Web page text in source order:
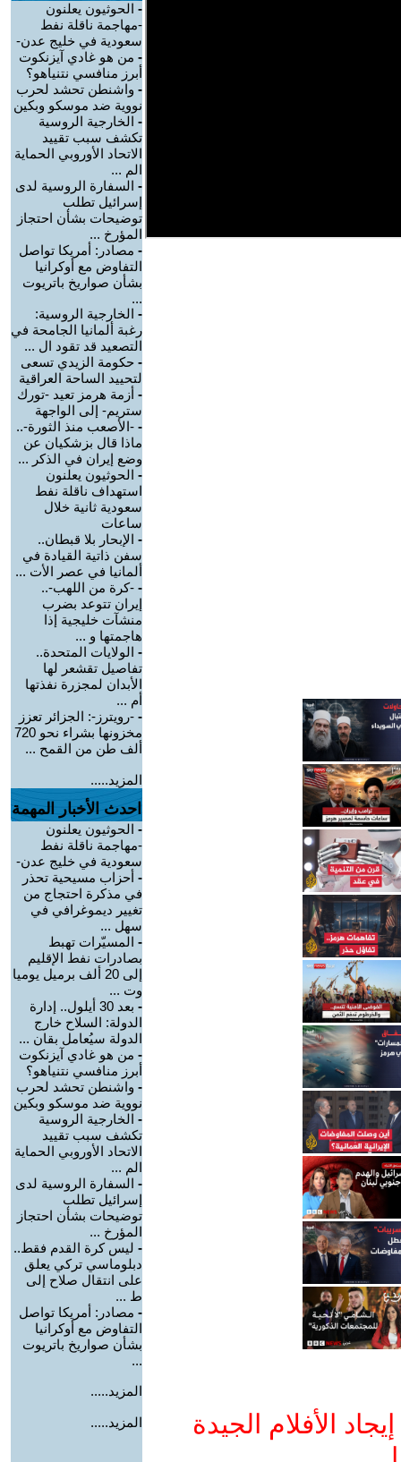
الأفلام الجيدة
- الحوثيون يعلنون
-مهاجمة ناقلة نفط
سعودية في خليج عدن-
- من هو غادي آيزنكوت
أبرز منافسي نتنياهو؟
- واشنطن تحشد لحرب
نووية ضد موسكو وبكين
- الخارجية الروسية
تكشف سبب تقييد
الاتحاد الأوروبي الحماية
الم ...
- السفارة الروسية لدى
إسرائيل تطلب
توضيحات بشأن احتجاز
المؤرخ ...
- مصادر: أمريكا تواصل
التفاوض مع أوكرانيا
بشأن صواريخ باتريوت
...
- الخارجية الروسية:
رغبة ألمانيا الجامحة في
التصعيد قد تقود ال ...
- حكومة الزيدي تسعى
لتحييد الساحة العراقية
- أزمة هرمز تعيد -تورك
ستريم- إلى الواجهة
- -الأصعب منذ الثورة-..
ماذا قال بزشكيان عن
وضع إيران في الذكر ...
- الحوثيون يعلنون
استهداف ناقلة نفط
سعودية ثانية خلال
ساعات
- الإبحار بلا قبطان..
سفن ذاتية القيادة في
ألمانيا في عصر الأت ...
- -كرة من اللهب-..
إيران تتوعد بضرب
منشآت خليجية إذا
هاجمتها و ...
- الولايات المتحدة..
تفاصيل تقشعر لها
الأبدان لمجزرة نفذتها
أم ...
- -رويترز-: الجزائر تعزز
مخزونها بشراء نحو 720
ألف طن من القمح ...
المزيد.....
احدث الأخبار المهمة
- الحوثيون يعلنون
-مهاجمة ناقلة نفط
سعودية في خليج عدن-
- أحزاب مسيحية تحذر
في مذكرة احتجاج من
تغيير ديموغرافي في
سهل ...
- المسيّرات تهبط
بصادرات نفط الإقليم
إلى 20 ألف برميل يوميا
وت ...
-
بعد 30 أيلول.. إدارة
الدولة: السلاح خارج
الدولة سيُعامل بقان ...
- من هو غادي آيزنكوت
أبرز منافسي نتنياهو؟
- واشنطن تحشد لحرب
نووية ضد موسكو وبكين
- الخارجية الروسية
تكشف سبب تقييد
الاتحاد الأوروبي الحماية
الم ...
- السفارة الروسية لدى
إسرائيل تطلب
توضيحات بشأن احتجاز
المؤرخ ...
- ليس كرة القدم فقط..
دبلوماسي تركي يعلق
على انتقال صلاح إلى
ط ...
- مصادر: أمريكا تواصل
التفاوض مع أوكرانيا
بشأن صواريخ باتريوت
...
المزيد.....
المزيد.....